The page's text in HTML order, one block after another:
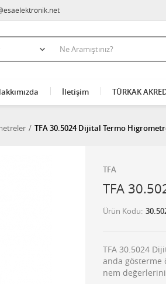
İletişim TÜRKAK
TFA 30.5024 Dijital Termo
TFA
TFA
Ürün Kodu
TFA 30.5024
anda gösterme
nem